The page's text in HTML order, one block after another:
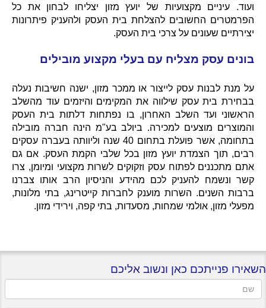
ועוד. עיניים מקצועיות של יועץ מזון יצליחו לבחון את כל
הפרמטרים החשובים להצלחת בית העסק ולהעניק פיתרונות
יצירתיים שעונים על צרכי בית העסק.
בונים עסק מצליח עם בעלי מקצוע מובילים
על מנת לבנות עסק לייצור או ממכר מזון, ישנה חשיבות נעלה
בבחירת בית עסק שילווה את המקימים והיזמים עוד מהשלב
הראשוני ועד השלב האחרון, בו נפתחות דלתות בית העסק
והמוצרים מוצעים למכירה. ביולב בע"מ הינה חברה מובילה
בתחומה, אשר פועלת בתחום 40 שנה וליוותה בעברה עסקים
רבים, תוך הצמדת יועץ מזון בכל שלבי הקמת העסק. אם גם
אתם מתכננים לפתוח עסק וזקוקים לשרות מקצועי ומיומן, צרו
קשר ונשמח להעניק לכם מהידע והניסיון הרב אותו צברנו
ברבות השנים. השרות מוענק לחברות קייטרינג, בתי מלונות,
מפעלי מזון, אולמי שמחות, מסעדות, בתי קפה, וירידי מזון.
השאירו פנייתכם כאן ונשוב אליכם